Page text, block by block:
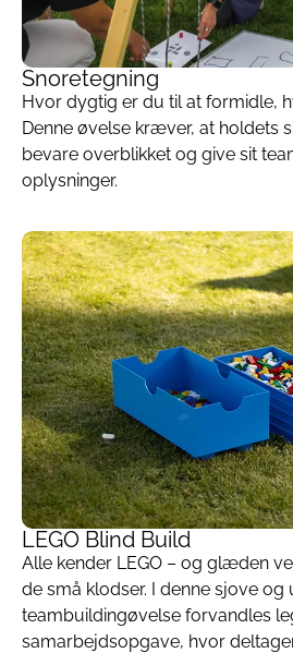
Snoretegning
Hvor dygtig er du til at formidle,
Denne øvelse kræver, at holdets
bevare overblikket og give sit
oplysninger.
LEGO Blind Build
Alle kender LEGO – og glæden
de små klodser. I denne sjove
teambuildingøvelse forvandles
samarbejdsopgave, hvor